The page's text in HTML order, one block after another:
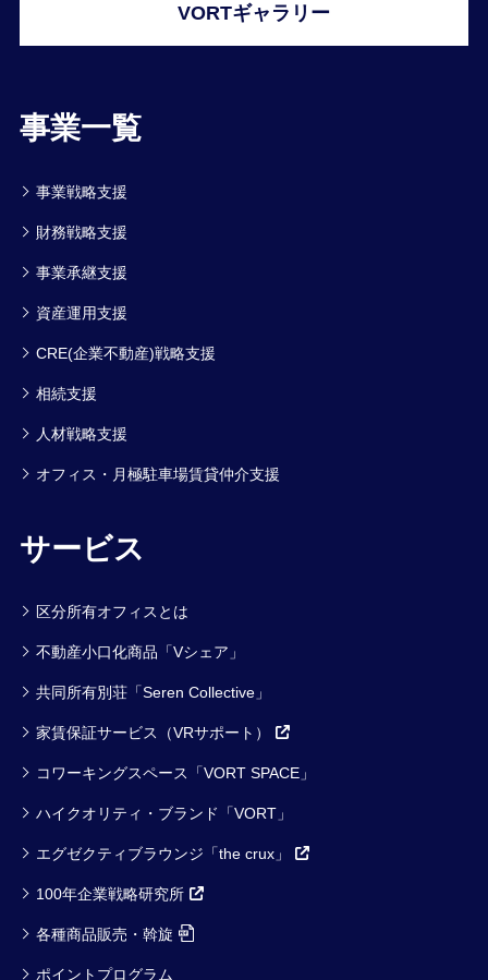
事業一覧
事業戦略支援
財務戦略支援
事業承継支援
資産運用支援
CRE(企業不動産)戦略支援
相続支援
人材戦略支援
オフィス・月極駐車場賃貸仲介支援
サービス
区分所有オフィスとは
不動産小口化商品「Vシェア」
共同所有別荘「Seren Collective」
家賃保証サービス（VRサポート）
コワーキングスペース「VORT SPACE」
ハイクオリティ・ブランド「VORT」
エグゼクティブラウンジ「the crux」
100年企業戦略研究所
各種商品販売・斡旋
ポイントプログラム
VORTギャラリー